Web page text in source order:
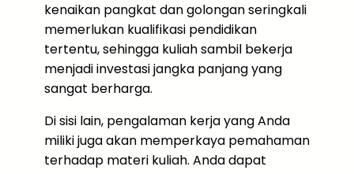
kenaikan pangkat dan golongan seringkali
memerlukan kualifikasi pendidikan
tertentu, sehingga kuliah sambil bekerja
menjadi investasi jangka panjang yang
sangat berharga.
Di sisi lain, pengalaman kerja yang Anda
miliki juga akan memperkaya pemahaman
terhadap materi kuliah. Anda dapat